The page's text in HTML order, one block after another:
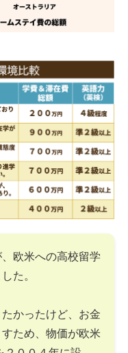
欧米への高校留学
た。
かったけど、お金
ため、物価が欧米